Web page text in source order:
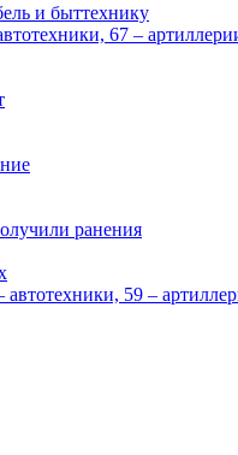
и быттехнику
67 –
ранения
59 –